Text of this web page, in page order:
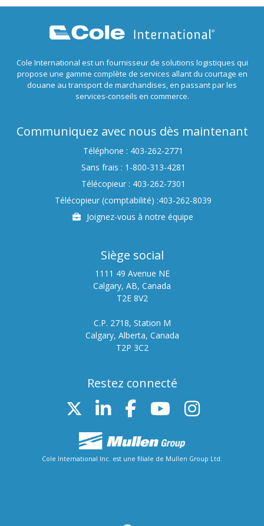
Cole International est un fournisseur de solutions logistiques qui
propose une gamme complète de services allant du courtage en
douane au transport de marchandises, en passant par les
services-conseils en commerce.
Communiquez avec nous dès maintenant
Téléphone : 403-262-2771
Sans frais : 1-800-313-4281
Télécopieur : 403-262-7301
Télécopieur (comptabilité) :403-262-8039
Carrières
Joignez-vous à notre équipe
Siège social
1111 49 Avenue NE
Calgary, AB, Canada
T2E 8V2
C.P. 2718, Station M
Calgary, Alberta, Canada
T2P 3C2
Restez connecté
TwitterLinkedIn
FB YouTube
Cole International Inc. est une filiale de Mullen Group Ltd.